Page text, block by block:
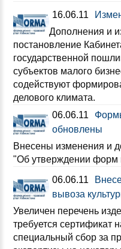
16.06.11
Дополнения и
постановление
государственной
субъектов малого
содействуют
делового климата.
06.06.11
обновлены
Внесены изменения и
"Об утверждении форм
06.06.11
вывоза
Увеличен перечень
требуется сертификат
специальный сбор за